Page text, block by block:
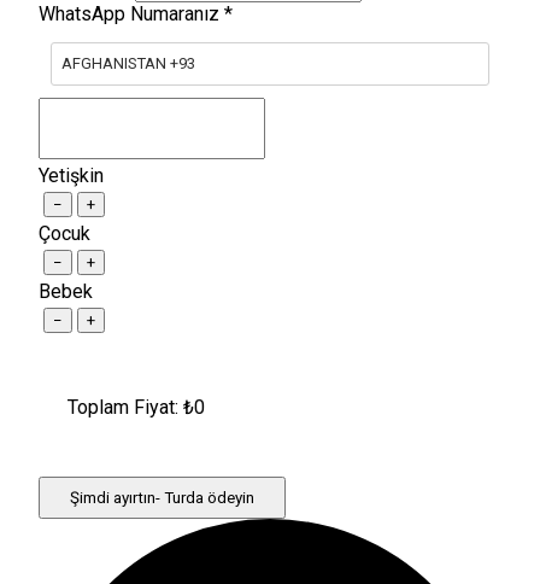
WhatsApp Numaranız *
AFGHANISTAN +93
Yetişkin
− +
Çocuk
− +
Bebek
− +
Toplam Fiyat: ₺0
Şimdi ayırtın- Turda ödeyin